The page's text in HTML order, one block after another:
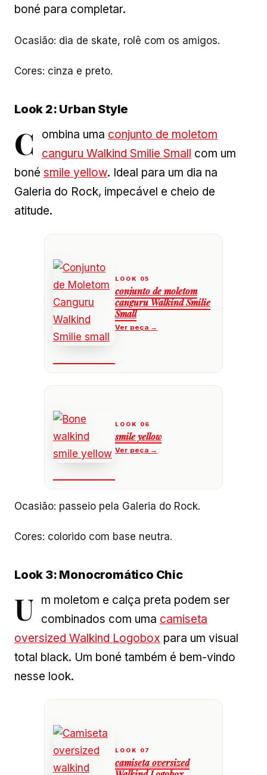
boné para completar.
Ocasião: dia de skate, rolê com os amigos.
Cores: cinza e preto.
Look 2: Urban Style
C ombina uma conjunto de moletom
canguru Walkind Smilie Small com um
boné smile yellow. Ideal para um dia na
Galeria do Rock, impecável e cheio de
atitude.
conjunto de moletom
canguru Walkind Smilie
Small
smile yellow
Ocasião: passeio pela Galeria do Rock.
Cores: colorido com base neutra.
Look 3: Monocromático Chic
U
m moletom e calça preta podem ser
combinados com uma camiseta
oversized Walkind Logobox para um visual
total black. Um boné também é bem-vindo
nesse look.
camiseta oversized